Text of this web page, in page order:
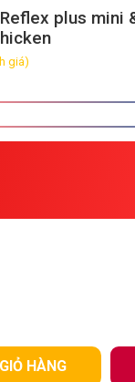
mèo
sạn,
Chính sách đổi trả
plus mini
giá)
HÀNG